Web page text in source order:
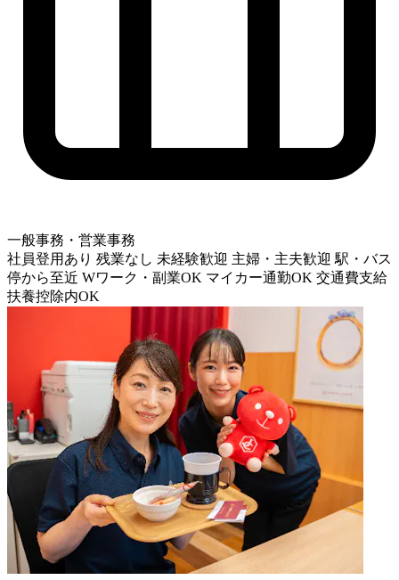
一般事務・営業事務
社員登用あり 残業なし 未経験歓迎 主婦・主夫歓迎 駅・バス
停から至近 Wワーク・副業OK マイカー通勤OK 交通費支給
扶養控除内OK